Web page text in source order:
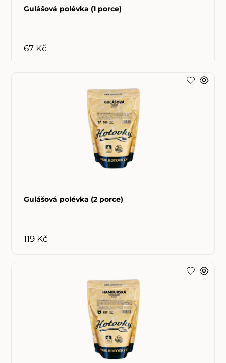
Gulášová polévka (1 porce)
67 Kč
Gulášová polévka (2 porce)
119 Kč